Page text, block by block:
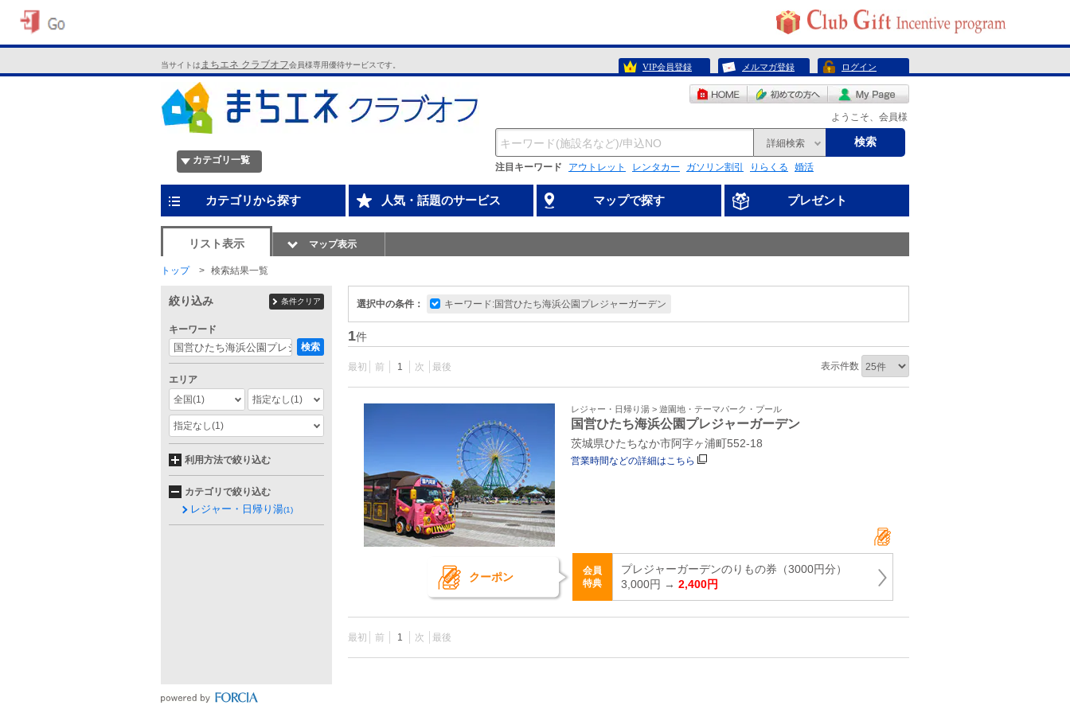
当サイトは まちエネ クラブオフ会員様専用優待サービスです。 VIP会員登録 メルマガ登録 ログイン
ようこそ、会員様
カテゴリ一覧
詳細検索 検索
注目キーワード アウトレット レンタカー ガソリン割引 りらくる 婚活
カテゴリから探す 人気・話題のサービス マップで探す プレゼント
リスト表示 マップ表示
トップ 検索結果一覧
選択中の条件： キーワード:国営ひたち海浜公園プレジャーガーデン
1件
最初 前 1 次 最後 表示件数
レジャー・日帰り湯 > 遊園地・テーマパーク・プール
国営ひたち海浜公園プレジャーガーデン
茨城県ひたちなか市阿字ヶ浦町552‐18
営業時間などの詳細はこちら
クーポン
会員
特典
プレジャーガーデンのりもの券（3000円分）
3,000円 → 2,400円
最初 前 1 次 最後
絞り込み 条件クリア
キーワード
検索
エリア
全国(1) 指定なし(1)
指定なし(1)
利用方法で絞り込む
カテゴリで絞り込む
レジャー・日帰り湯(1)